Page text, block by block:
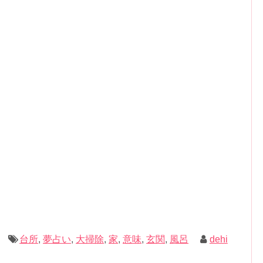
台所,夢占い, 大掃除,家,意味,玄関, 風呂 dehi